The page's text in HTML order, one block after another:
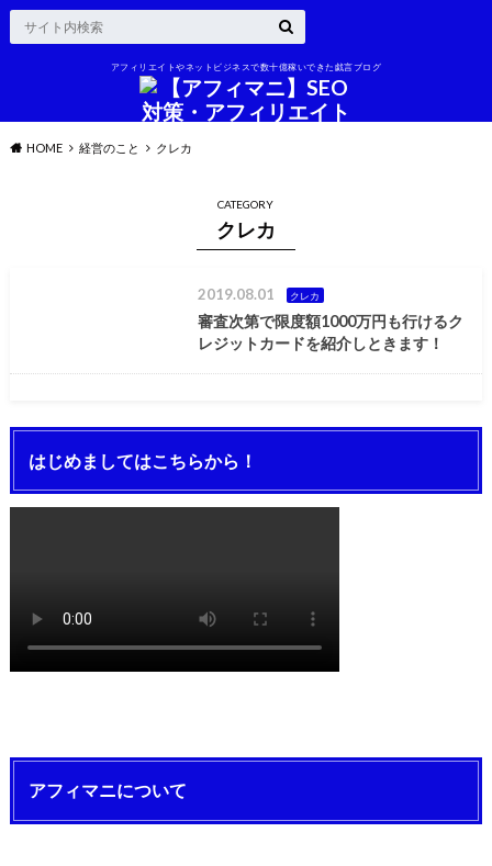
アフィリエイトやネットビジネスで数十億稼いできた戯言ブログ
HOME 経営のこと クレカ
CATEGORY
クレカ
2019.08.01 クレカ
審査次第で限度額1000万円も行けるク
レジットカードを紹介しときます！
はじめましてはこちらから！
アフィマニについて